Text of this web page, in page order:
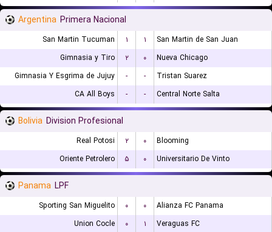
Argentina Primera Nacional
San Martin Tucuman ۱ ۱
San Martin de San Juan
Gimnasia y Tiro
۲ ۰
Nueva Chicago
Gimnasia Y Esgrima de Jujuy
- -
Tristan Suarez
CA All Boys
- - Central Norte Salta
Bolivia Division Profesional
Real Potosi ۲ ۰
Blooming
Oriente Petrolero
۵ ۰ Universitario De Vinto
Panama LPF
Sporting San Miguelito ۰ ۰
Alianza FC Panama
Union Cocle
۰ ۱ Veraguas FC